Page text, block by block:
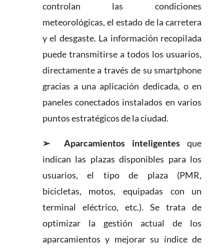
controlan las condiciones
meteorológicas, el estado de la carretera
y el desgaste. La información recopilada
puede transmitirse a todos los usuarios,
directamente a través de su smartphone
gracias a una aplicación dedicada, o en
paneles conectados instalados en varios
puntos estratégicos de la ciudad.
➢ Aparcamientos inteligentes que
indican las plazas disponibles para los
usuarios, el tipo de plaza (PMR,
bicicletas, motos, equipadas con un
terminal eléctrico, etc.). Se trata de
optimizar la gestión actual de los
aparcamientos y mejorar su índice de